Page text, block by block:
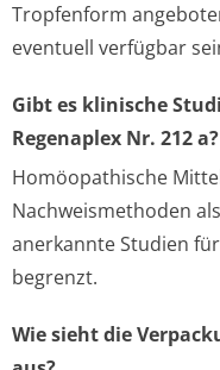
Tropfenform
eventuell verfügbar
Gibt es klinische
Regenaplex Nr. 212 a?
Homöopathische
Nachweismethoden
anerkannte Studien
begrenzt.
Wie sieht die